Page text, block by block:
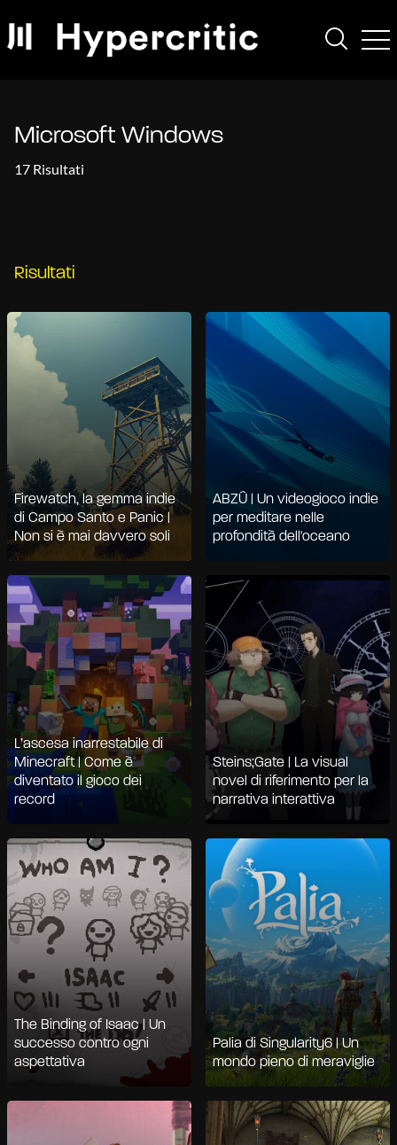
Microsoft Windows
17 Risultati
Risultati
Firewatch, la gemma indie
di Campo Santo e Panic |
Non si è mai davvero soli
ABZÛ | Un videogioco indie
per meditare nelle
profondità dell'oceano
L’ascesa inarrestabile di
Minecraft | Come è
diventato il gioco dei
record
Steins;Gate | La visual
novel di riferimento per la
narrativa interattiva
The Binding of Isaac | Un
successo contro ogni
aspettativa
Palia di Singularity6 | Un
mondo pieno di meraviglie